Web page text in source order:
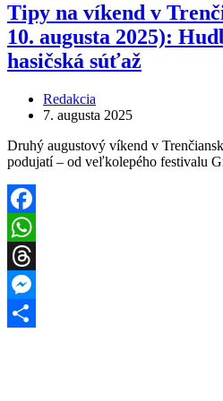
Tipy na víkend v
10. augusta 2025):
hasičská súťaž
Redakcia
7. augusta 2025
Druhý augustový víkend v
podujatí – od veľkolepého festivalu
Facebook
WhatsApp
Threads
Messenger